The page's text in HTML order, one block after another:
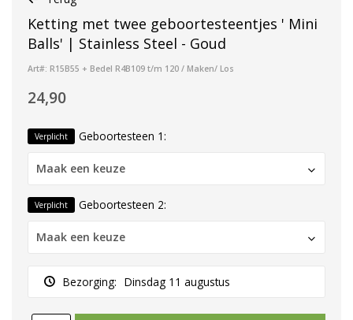
Ketting met twee geboortesteentjes ' Mini
Balls' | Stainless Steel - Goud
Art#: R15B55 + Bedel R4B109 t/m 120 / Maken/ Los
24,90
Verplicht Geboortesteen 1:
Maak een keuze
Verplicht Geboortesteen 2:
Maak een keuze
Bezorging: Dinsdag 11 augustus